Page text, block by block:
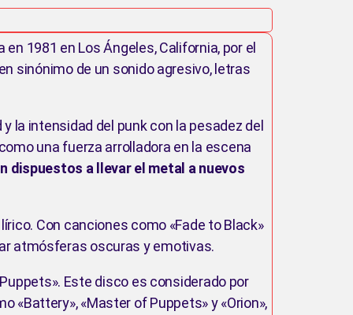
en 1981 en Los Ángeles, California, por el
sinónimo de un sonido agresivo, letras
la intensidad del punk con la pesadez del
una fuerza arrolladora en la escena
dispuestos a llevar el metal a nuevos
Con canciones como «Fade to Black»
atmósferas oscuras y emotivas.
Este disco es considerado por
«Master of Puppets» y «Orion»,